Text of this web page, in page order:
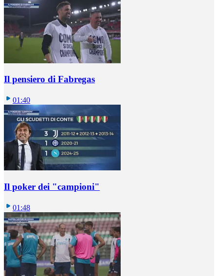
Il pensiero di Fabregas
01:40
Il poker dei "campioni"
01:48